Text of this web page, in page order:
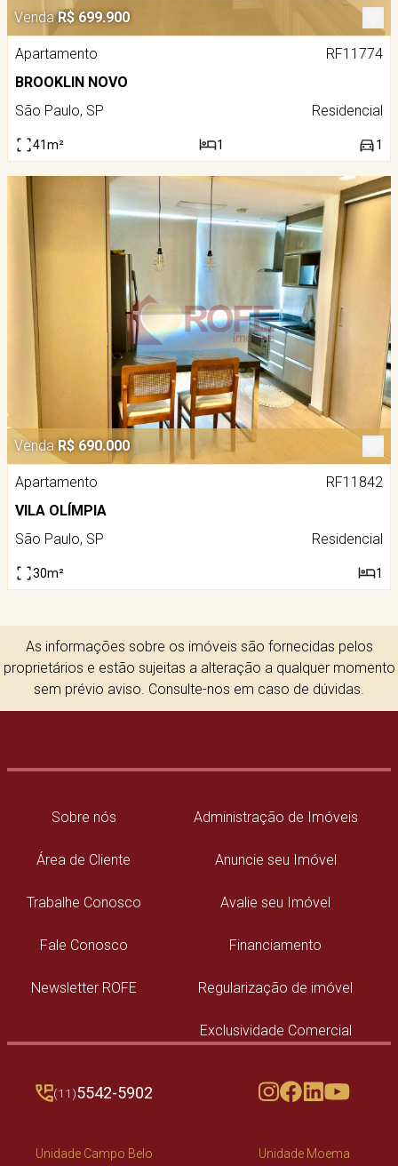
Venda R$ 699.900
Apartamento
RF11774
BROOKLIN NOVO
São Paulo, SP
Residencial
41m² 1 1
Venda R$ 690.000
Apartamento
RF11842
VILA OLÍMPIA
São Paulo, SP
Residencial
30m² 1
As informações sobre os imóveis são fornecidas pelos
proprietários e estão sujeitas a alteração a qualquer momento
sem prévio aviso. Consulte-nos em caso de dúvidas.
Sobre nós
Área de Cliente
Trabalhe Conosco
Fale Conosco
Newsletter ROFE
Administração de Imóveis
Anuncie seu Imóvel
Avalie seu Imóvel
Financiamento
Regularização de imóvel
Exclusividade Comercial
(11)5542-5902
Unidade Campo Belo Unidade Moema